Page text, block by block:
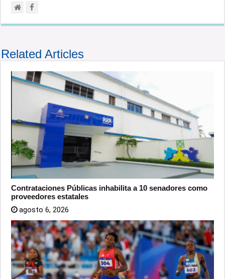
Related Articles
Contrataciones Públicas inhabilita a 10 senadores como
proveedores estatales
agosto 6, 2026